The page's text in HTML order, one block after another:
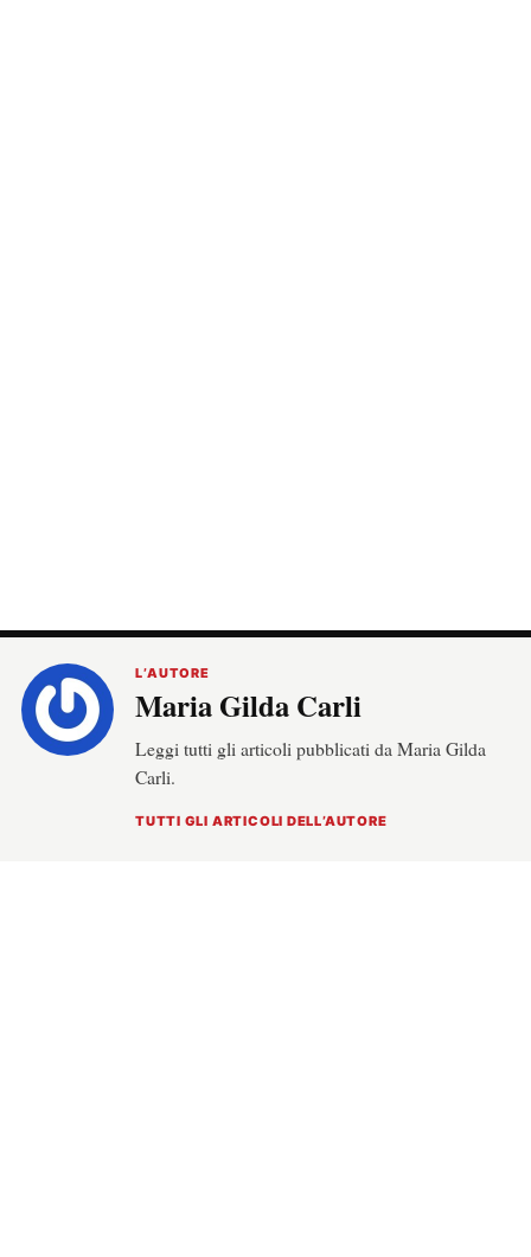
L’AUTORE
Maria Gilda Carli
Leggi tutti gli articoli pubblicati da Maria Gilda
Carli.
TUTTI GLI ARTICOLI DELL’AUTORE